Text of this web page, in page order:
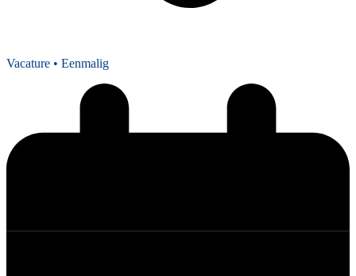
Vacature • Eenmalig